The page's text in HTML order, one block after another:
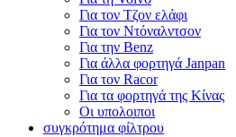
Για τον Τζον ελάφι
Για τον Ντόναλντσον
Για την Benz
Για άλλα φορτηγά Janpan
Για τον Racor
Για τα φορτηγά της Κίνας
Οι υπολοιποι
συγκρότημα φίλτρου